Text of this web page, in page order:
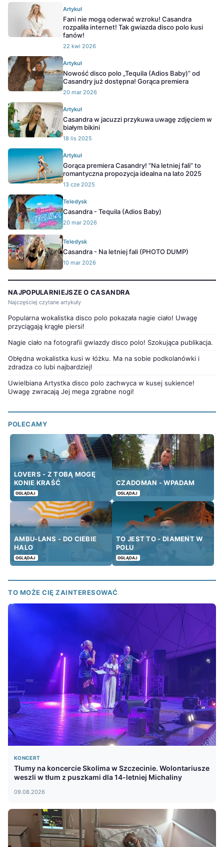
Artykuł
Fani nie mogą oderwać wzroku! Casandra
rozpaliła internet! Tak gwiazda disco polo kusi
fanów!
22 kwi 2026
Artykuł
Nowość disco polo „Tequila (Adios Baby)” od
Casandry już dostępna! Gorąca premiera
20 mar 2026
Artykuł
Casandra w jacuzzi przykuwa uwagę zdjęciem w
białym bikini
18 lis 2025
Artykuł
Gorąca premiera Casandry! ”Na letniej fali” to
romantyczna propozycja idealna na lato 2025
13 cze 2025
Teledysk
Casandra - Tequila (Adios Baby)
20 mar 2026
Teledysk
Casandra - Na letniej fali (PHOTO DUMP)
10 mar 2026
NAJPOPULARNIEJSZE O CASANDRA
Najczęściej czytane artykuły
Popularna wokalistka disco polo pokazała nagie ciało! Uwagę
przyciągają krągłe piersi!
Nagie ciało na fotografii gwiazdy disco polo! Szokująca publikacja.
Obłędna wokalistka kusi w łóżku. Ma na sobie podkolanówki i
zdradza co lubi najbardziej!
Uwielbiana Artystka disco polo zachwyca w kusej sukience!
Uwagę zwracają Jej mega zgrabne nogi!
POLECAMY
LOVERS - Z TOBĄ MOGĘ
KONIE KRAŚĆ
OGLĄDAJ
CZADOMAN - WPADAM
OGLĄDAJ
AMBU-LANS - DO CIEBIE
HALO
OGLĄDAJ
TO JEST TO - DIAMENT W
POLU
OGLĄDAJ
TO MOŻE CIĘ ZAINTERESOWAĆ
KONCERT
Tłumy na koncercie Skolima w Szczecinie. Wolontariusze
weszli w tłum z puszkami dla 14-letniej Michaliny
09.08.2026